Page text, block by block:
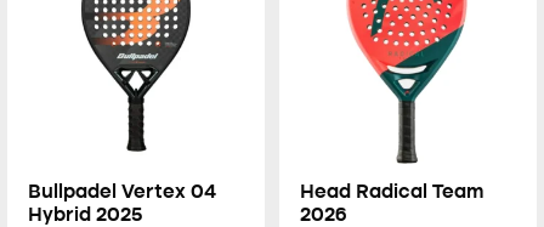
Bullpadel Vertex 04
Hybrid 2025
Head Radical Team
2026